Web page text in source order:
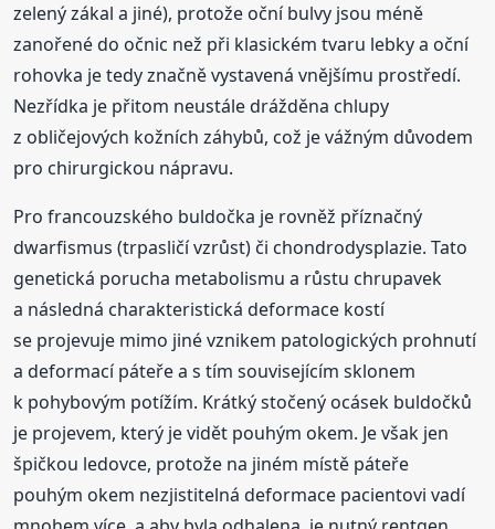
zelený zákal a jiné), protože oční bulvy jsou méně
zanořené do očnic než při klasickém tvaru lebky a oční
rohovka je tedy značně vystavená vnějšímu prostředí.
Nezřídka je přitom neustále drážděna chlupy
z obličejových kožních záhybů, což je vážným důvodem
pro chirurgickou nápravu.
Pro francouzského buldočka je rovněž příznačný
dwarfismus (trpasličí vzrůst) či chondrodysplazie. Tato
genetická porucha metabolismu a růstu chrupavek
a následná charakteristická deformace kostí
se projevuje mimo jiné vznikem patologických prohnutí
a deformací páteře a s tím souvisejícím sklonem
k pohybovým potížím. Krátký stočený ocásek buldočků
je projevem, který je vidět pouhým okem. Je však jen
špičkou ledovce, protože na jiném místě páteře
pouhým okem nezjistitelná deformace pacientovi vadí